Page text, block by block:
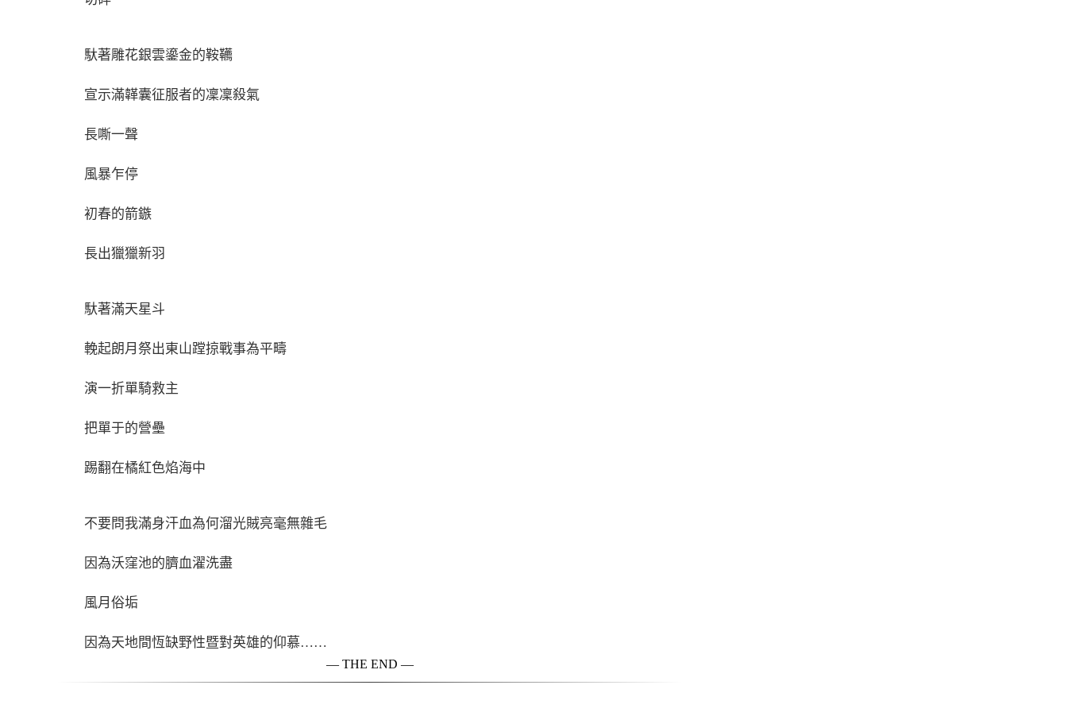
馱著雕花銀雲鎏金的鞍韉
宣示滿韚囊征服者的凜凜殺氣
長嘶一聲
風暴乍停
初春的箭鏃
長出獵獵新羽
馱著滿天星斗
輓起朗月祭出東山蹚掠戰事為平疇
演一折單騎救主
把單于的營壘
踢翻在橘紅色焰海中
不要問我滿身汗血為何溜光賊亮毫無雜毛
因為沃窪池的臍血濯洗盡
風月俗垢
因為天地間恆缺野性暨對英雄的仰慕……
— THE END —